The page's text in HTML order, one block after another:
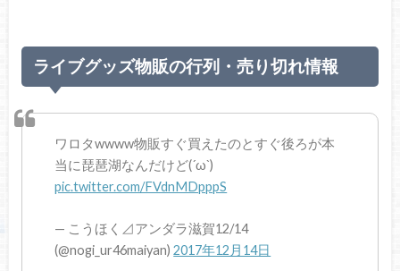
ライブグッズ物販の行列・売り切れ情報
ワロタwwww物販すぐ買えたのとすぐ後ろが本
当に琵琶湖なんだけど(´ω`)
pic.twitter.com/FVdnMDpppS
— こうほく⊿アンダラ滋賀12/14
(@nogi_ur46maiyan)2017年12月14日